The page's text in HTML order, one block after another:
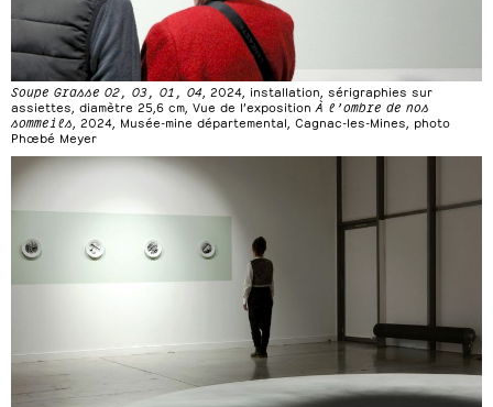
Soupe Grasse 02, 03, 01, 04, 2024, installation, sérigraphies sur
assiettes, diamètre 25,6 cm, Vue de l’exposition À l’ombre de nos
sommeils, 2024, Musée-mine départemental, Cagnac-les-Mines, photo
Phœbé Meyer